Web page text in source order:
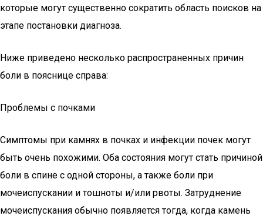
которые могут существенно сократить область поисков на
этапе постановки диагноза.
Ниже приведено несколько распространенных причин
боли в пояснице справа:
Проблемы с почками
Симптомы при камнях в почках и инфекции почек могут
быть очень похожими. Оба состояния могут стать причиной
боли в спине с одной стороны, а также боли при
мочеиспускании и тошноты и/или рвоты. Затруднение
мочеиспускания обычно появляется тогда, когда камень